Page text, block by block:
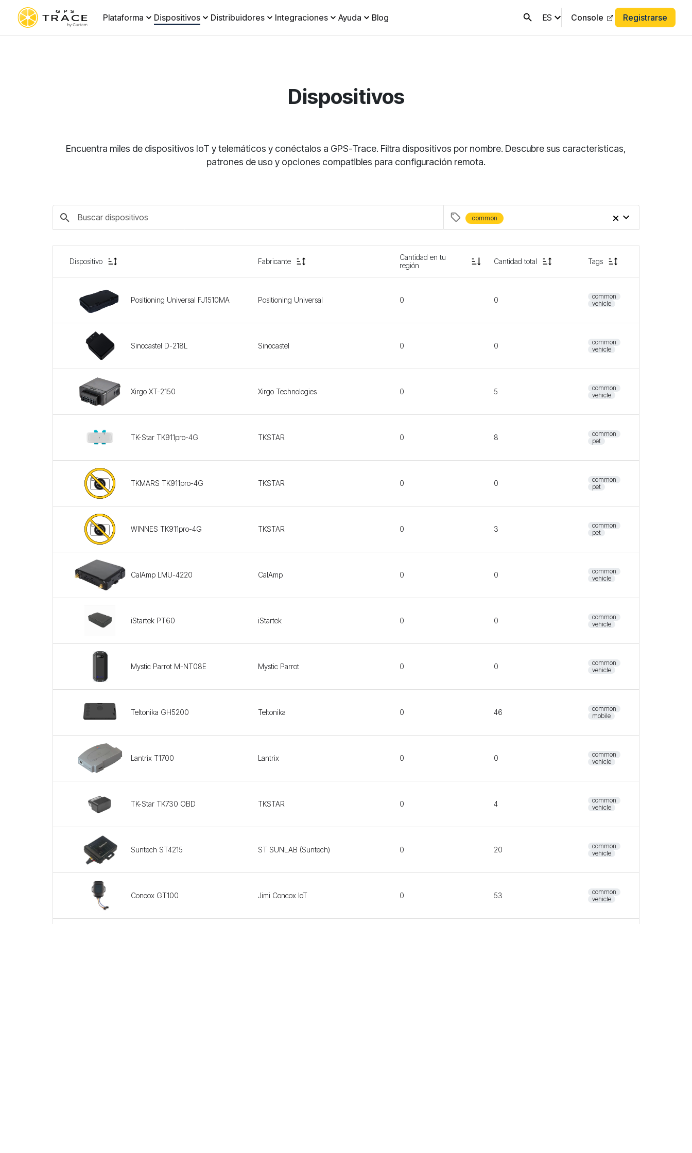
Plataforma Dispositivos Distribuidores Integraciones Ayuda Blog ES Console Registrarse
Dispositivos
Encuentra miles de dispositivos IoT y telemáticos y conéctalos a GPS-Trace. Filtra dispositivos por nombre. Descubre sus características,
patrones de uso y opciones compatibles para configuración remota.
common
Dispositivo Fabricante
Cantidad en tu
región
Cantidad total Tags
Positioning Universal FJ1510MA Positioning Universal 0 0
common
vehicle
Sinocastel D-218L Sinocastel 0 0
common
vehicle
Xirgo XT-2150 Xirgo Technologies 0 5
common
vehicle
TK-Star TK911pro-4G TKSTAR 0 8
common
pet
TKMARS TK911pro-4G TKSTAR 0 0
common
pet
WINNES TK911pro-4G TKSTAR 0 3
common
pet
CalAmp LMU-4220 CalAmp 0 0
common
vehicle
iStartek PT60 iStartek 0 0
common
vehicle
Mystic Parrot M-NT08E Mystic Parrot 0 0
common
vehicle
Teltonika GH5200 Teltonika 0 46
common
mobile
Lantrix T1700 Lantrix 0 0
common
vehicle
TK-Star TK730 OBD TKSTAR 0 4
common
vehicle
Suntech ST4215 ST SUNLAB (Suntech) 0 20
common
vehicle
Concox GT100 Jimi Concox IoT 0 53
common
vehicle